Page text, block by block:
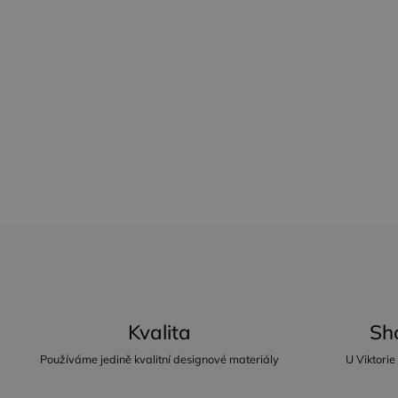
Kvalita
Používáme jedině kvalitní designové materiály U